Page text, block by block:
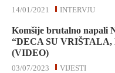
INTERVJU
14/01/2021
Komšije brutalno napali
“DECA SU
(VIDEO)
VIJESTI
03/07/2023